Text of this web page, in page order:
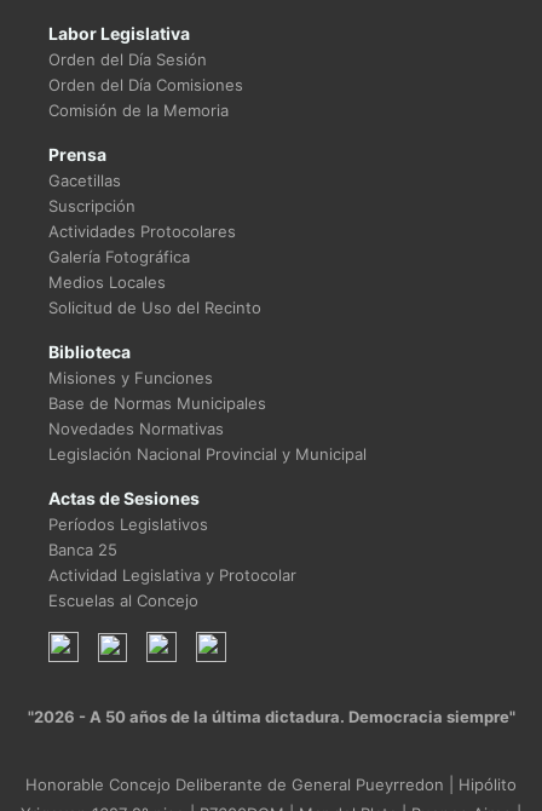
Labor Legislativa
Orden del Día Sesión
Orden del Día Comisiones
Comisión de la Memoria
Prensa
Gacetillas
Suscripción
Actividades Protocolares
Galería Fotográfica
Medios Locales
Solicitud de Uso del Recinto
Biblioteca
Misiones y Funciones
Base de Normas Municipales
Novedades Normativas
Legislación Nacional Provincial y Municipal
Actas de Sesiones
Períodos Legislativos
Banca 25
Actividad Legislativa y Protocolar
Escuelas al Concejo
"2026 - A 50 años de la última dictadura. Democracia siempre"
Honorable Concejo Deliberante de General Pueyrredon | Hipólito